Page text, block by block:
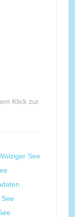
Klick zur
See